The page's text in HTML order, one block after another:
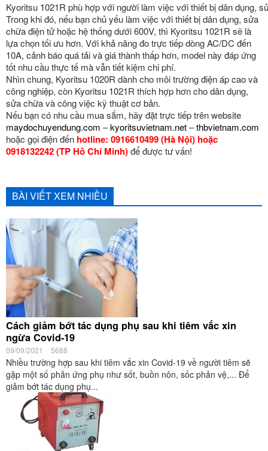
Kyoritsu 1021R phù hợp với người làm việc với thiết bị dân dụng,
Trong khi đó, nếu bạn chủ yếu làm việc với thiết bị dân dụng, sửa
chữa điện tử hoặc hệ thống dưới 600V, thì Kyoritsu 1021R sẽ là
lựa chọn tối ưu hơn. Với khả năng đo trực tiếp dòng AC/DC đến
10A, cảnh báo quá tải và giá thành thấp hơn, model này đáp ứng
tốt nhu cầu thực tế mà vẫn tiết kiệm chi phí.
Nhìn chung, Kyoritsu 1020R dành cho môi trường điện áp cao và
công nghiệp, còn Kyoritsu 1021R thích hợp hơn cho dân dụng,
sửa chữa và công việc kỹ thuật cơ bản.
Nếu bạn có nhu cầu mua sắm, hãy đặt trực tiếp trên website
maydochuyendung.com –kyoritsuvietnam.net–thbvietnam.com
hoặc gọi điện đến hotline: 0916610499 (Hà Nội) hoặc
0918132242 (TP Hồ Chí Minh)để được tư vấn!
BÀI VIẾT XEM NHIỀU
Cách giảm bớt tác dụng phụ sau khi tiêm vắc xin
ngừa Covid-19
09/09/2021 5688
Nhiều trường hợp sau khi tiêm vắc xin Covid-19 về người tiêm sẽ
gặp một số phản ứng phụ như sốt, buồn nôn, sốc phản vệ,... Để
giảm bớt tác dụng phụ...